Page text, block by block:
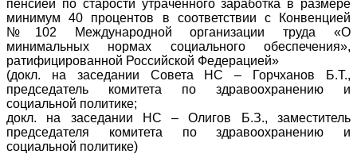
пенсией по старости утраченного заработка в размере
минимум 40 процентов в соответствии с Конвенцией
№102 Международной организации труда «О
минимальных нормах социального обеспечения»,
ратифицированной Российской Федерацией»
(докл. на заседании Совета НС – Горчханов Б.Т.,
председатель комитета по здравоохранению и
социальной политике;
докл. на заседании НС – Олигов Б.З., заместитель
председателя комитета по здравоохранению и
социальной политике)